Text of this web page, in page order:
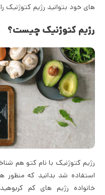
های خود بتوانید رژیم کتوژنیک
رژیم کتوژنیک چیست؟
رژیم کتوژنیک با نام کتو هم
استفاده شد بدانید که منظور
خانواده رژیم های کم